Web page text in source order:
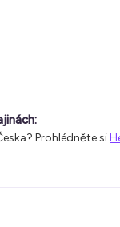
Prohlédněte si